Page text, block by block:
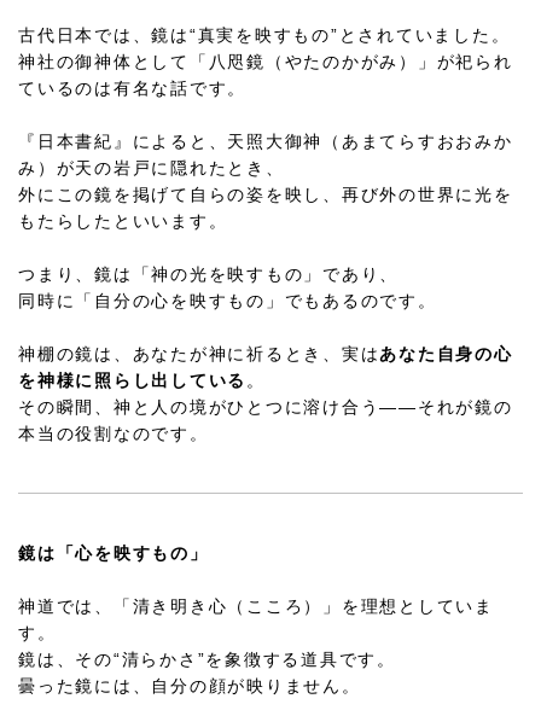
古代日本では、鏡は“真実を映すもの”とされていました。
神社の御神体として「八咫鏡（やたのかがみ）」が祀られ
ているのは有名な話です。
『日本書紀』によると、天照大御神（あまてらすおおみか
み）が天の岩戸に隠れたとき、
外にこの鏡を掲げて自らの姿を映し、再び外の世界に光を
もたらしたといいます。
つまり、鏡は「神の光を映すもの」であり、
同時に「自分の心を映すもの」でもあるのです。
神棚の鏡は、あなたが神に祈るとき、実はあなた自身の心
を神様に照らし出している 。
その瞬間、神と人の境がひとつに溶け合う――それが鏡の
本当の役割なのです。
鏡は「心を映すもの」
神道では、「清き明き心（こころ）」を理想としていま
す。
鏡は、その“清らかさ”を象徴する道具です。
曇った鏡には、自分の顔が映りません。